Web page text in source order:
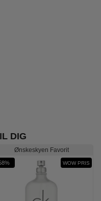
DIG
Ønskeskyen Favorit
WOW PRIS